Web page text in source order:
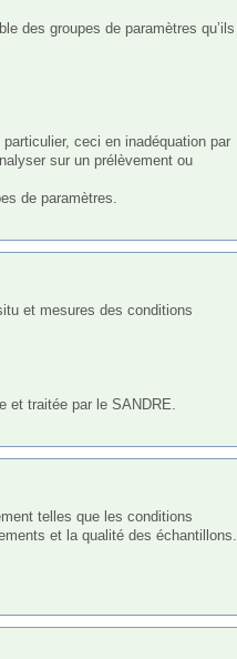
des groupes de paramètres qu’ils
particulier, ceci en inadéquation par
sur un prélèvement ou
de paramètres.
et traitée par le SANDRE.
et la qualité des échantillons.